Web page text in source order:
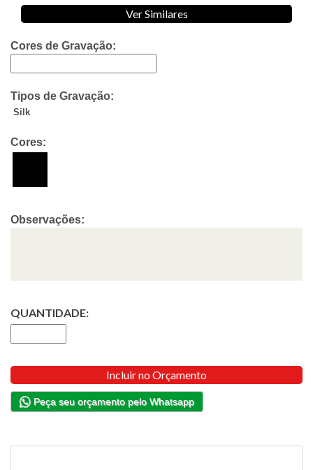
Ver Similares
Cores de Gravação:
Tipos de Gravação:
Silk
Cores:
Observações:
QUANTIDADE:
Incluir no Orçamento
Peça seu orçamento pelo Whatsapp